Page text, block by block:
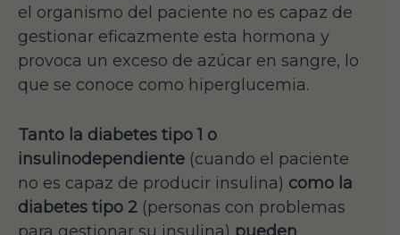
el organismo del paciente no es capaz de
gestionar eficazmente esta hormona y
provoca un exceso de azúcar en sangre, lo
que se conoce como hiperglucemia.
Tanto la diabetes tipo 1 o
insulinodependiente (cuando el paciente
no es capaz de producir insulina) como la
diabetes tipo 2 (personas con problemas